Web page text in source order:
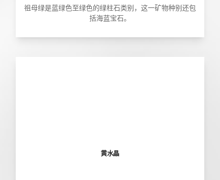
祖母绿是蓝绿色至绿色的绿柱石类别，这一矿物种别还包
括海蓝宝石。
黄水晶